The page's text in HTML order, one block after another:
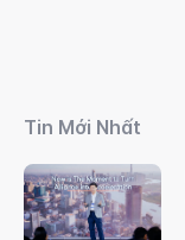
Tin Mới Nhất